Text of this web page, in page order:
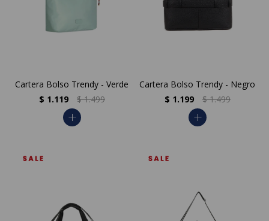
Cartera Bolso Trendy - Verde
$ 1.119 $ 1.499
add
Cartera Bolso Trendy - Negro
$ 1.199 $ 1.499
add